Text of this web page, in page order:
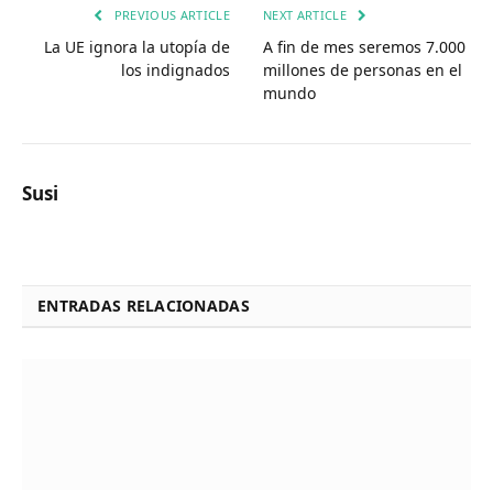
PREVIOUS ARTICLE
La UE ignora la utopía de
los indignados
NEXT ARTICLE
A fin de mes seremos 7.000
millones de personas en el
mundo
Susi
ENTRADAS RELACIONADAS